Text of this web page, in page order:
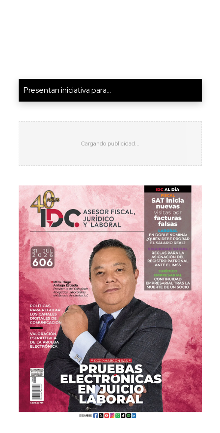
Presentan iniciativa para...